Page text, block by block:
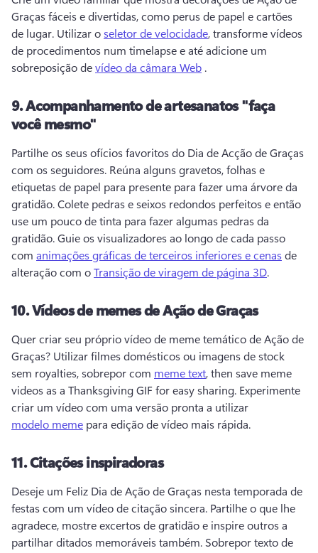
Graças fáceis e divertidas, como perus de papel e cartões
de lugar. Utilizar o seletor de velocidade, transforme vídeos
de procedimentos num timelapse e até adicione um
sobreposição de vídeo da câmara Web .
9.Acompanhamento de artesanatos "faça
você mesmo"
Partilhe os seus ofícios favoritos do Dia de Acção de Graças
com os seguidores. Reúna alguns gravetos, folhas e
etiquetas de papel para presente para fazer uma árvore da
gratidão. Colete pedras e seixos redondos perfeitos e então
use um pouco de tinta para fazer algumas pedras da
gratidão. Guie os visualizadores ao longo de cada passo
com animações gráficas de terceiros inferiores e cenas de
alteração com o Transição de viragem de página 3D.
10.Vídeos de memes de Ação de Graças
Quer criar seu próprio vídeo de meme temático de Ação de
Graças? Utilizar filmes domésticos ou imagens de stock
sem royalties, sobrepor com meme text, then save meme
videos as a Thanksgiving GIF for easy sharing. Experimente
criar um vídeo com uma versão pronta a utilizar
modelo meme para edição de vídeo mais rápida.
11.Citações inspiradoras
Deseje um Feliz Dia de Ação de Graças nesta temporada de
festas com um vídeo de citação sincera. Partilhe o que lhe
agradece, mostre excertos de gratidão e inspire outros a
partilhar ditados memoráveis também. Sobrepor texto de